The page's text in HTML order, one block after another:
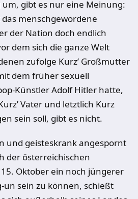
gibt es nur eine Meinung:
das menschgewordene
der Nation doch endlich
dem sich die ganze Welt
zufolge Kurz’ Großmutter
dem früher sexuell
Künstler Adolf Hitler hatte,
Vater und letztlich Kurz
sein soll, gibt es nicht.
und geisteskrank angespornt
der österreichischen
Oktober ein noch jüngerer
un sein zu können, schießt